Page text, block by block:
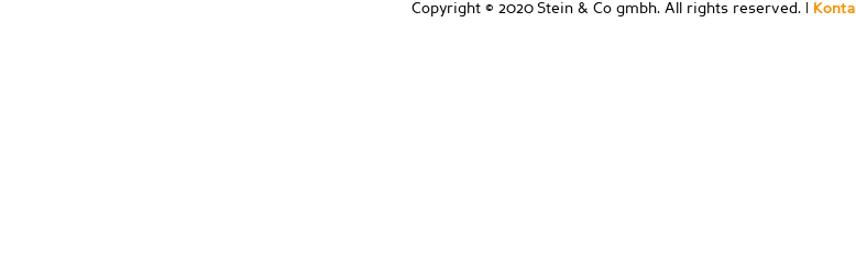
Copyright © 2020 Stein & Co gmbh. All rights reserved. |